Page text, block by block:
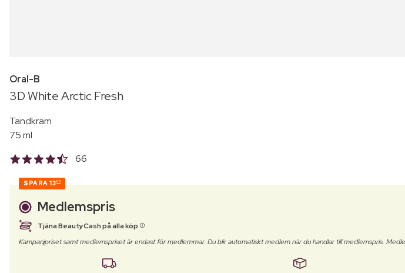
Oral-B
3D White Arctic Fresh
Tandkräm
75 ml
66
SPARA 1300
Medlemspris
Tjäna BeautyCash på alla köp
Kampanjpriset samt medlemspriset är endast för medlemmar. Du blir automatiskt medlem när du handlar till medlemspris.